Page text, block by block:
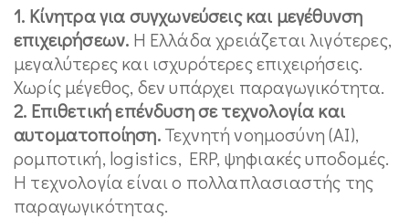
1. Κίνητρα για συγχωνεύσεις και μεγέθυνση
επιχειρήσεων. Η Ελλάδα χρειάζεται λιγότερες,
μεγαλύτερες και ισχυρότερες επιχειρήσεις.
Χωρίς μέγεθος, δεν υπάρχει παραγωγικότητα.
2. Επιθετική επένδυση σε τεχνολογία και
αυτοματοποίηση.Τεχνητή νοημοσύνη (AI),
ρομποτική, logistics, ERP, ψηφιακές υποδομές.
Η τεχνολογία είναι ο πολλαπλασιαστής της
παραγωγικότητας.